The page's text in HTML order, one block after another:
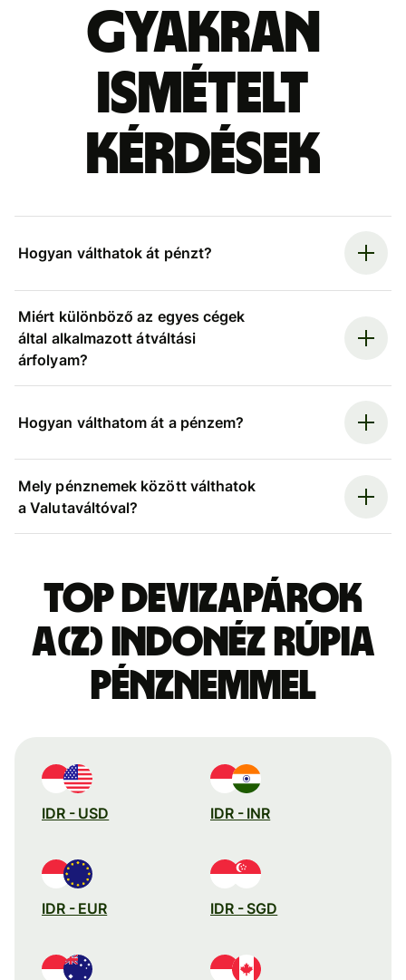
Gyakran
ismételt
kérdések
Hogyan válthatok át pénzt?
Miért különböző az egyes cégek
által alkalmazott átváltási
árfolyam?
Hogyan válthatom át a pénzem?
Mely pénznemek között válthatok
a Valutaváltóval?
Top devizapárok
a(z) indonéz rúpia
pénznemmel
IDR - USD IDR - INR
IDR - EUR IDR - SGD